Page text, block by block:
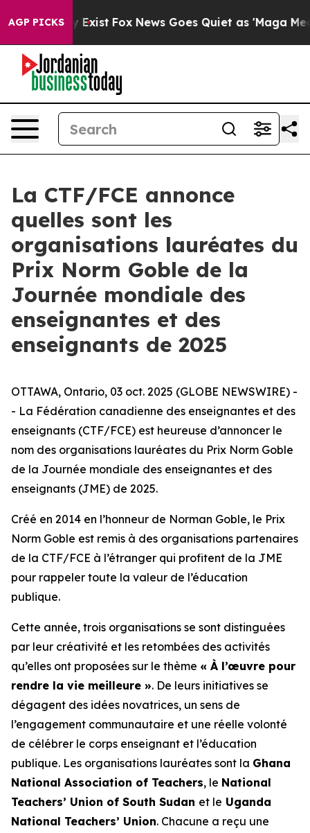
AGP PICKS
They Exist Fox News Goes Quiet as 'Maga Media
La CTF/FCE annonce
quelles sont les
organisations lauréates du
Prix Norm Goble de la
Journée mondiale des
enseignantes et des
enseignants de 2025
OTTAWA, Ontario, 03 oct. 2025 (GLOBE NEWSWIRE) -
- La Fédération canadienne des enseignantes et des
enseignants (CTF/FCE) est heureuse d’annoncer le
nom des organisations lauréates du Prix Norm Goble
de la Journée mondiale des enseignantes et des
enseignants (JME) de 2025.
Créé en 2014 en l’honneur de Norman Goble, le Prix
Norm Goble est remis à des organisations partenaires
de la CTF/FCE à l’étranger qui profitent de la JME
pour rappeler toute la valeur de l’éducation
publique.
Cette année, trois organisations se sont distinguées
par leur créativité et les retombées des activités
qu’elles ont proposées sur le thème « À l’œuvre pour
rendre la vie meilleure ». De leurs initiatives se
dégagent des idées novatrices, un sens de
l’engagement communautaire et une réelle volonté
de célébrer le corps enseignant et l’éducation
publique. Les organisations lauréates sont la Ghana
National Association of Teachers, le National
Teachers’ Union of South Sudan et le Uganda
National Teachers’ Union. Chacune a reçu une